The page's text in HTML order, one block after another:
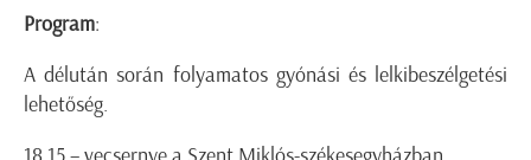
Program:
A délután során folyamatos gyónási és lelkibeszélgetési
lehetőség.